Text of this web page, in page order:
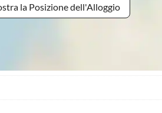
la Posizione dell'Alloggio